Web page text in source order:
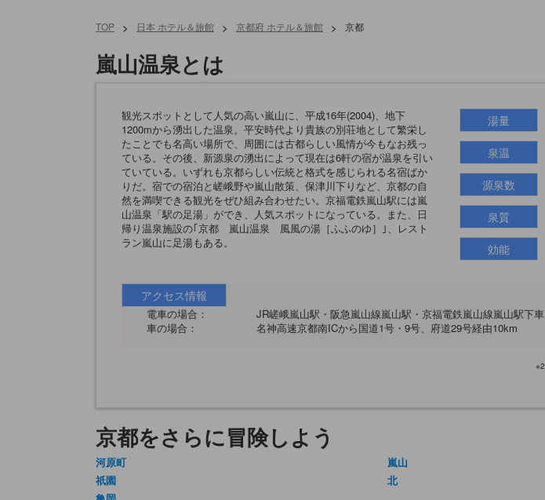
TOP > 日本 ホテル＆旅館 > 京都府 ホテル＆旅館 > 京都
嵐山温泉とは
観光スポットとして人気の高い嵐山に、平成16年(2004)、地下
1200mから湧出した温泉。平安時代より貴族の別荘地として繁栄し
たことでも名高い場所で、周囲には古都らしい風情が今もなお残っ
ている。その後、新源泉の湧出によって現在は6軒の宿が温泉を引い
ていている。いずれも京都らしい伝統と格式を感じられる名宿ばか
りだ。宿での宿泊と嵯峨野や嵐山散策、保津川下りなど、京都の自
然を満喫できる観光をぜひ組み合わせたい。京福電鉄嵐山駅には嵐
山温泉「駅の足湯」ができ、人気スポットになっている。また、日
帰り温泉施設の｢京都 嵐山温泉 風風の湯［ふふのゆ］｣、レスト
ラン嵐山に足湯もある。
湯量
泉温
源泉数
泉質
効能
アクセス情報
電車の場合：
JR嵯峨嵐山駅・阪急嵐山線嵐山駅・京福電鉄嵐山線嵐山駅下車
車の場合：
名神高速京都南ICから国道1号・9号、府道29号経由10km
京都をさらに冒険しよう
河原町
祇園
嵐山
北